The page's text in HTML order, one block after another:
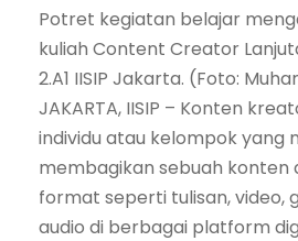
Potret kegiatan belajar
kuliah Content Creator
2.A1 IISIP Jakarta. (Foto:
JAKARTA, IISIP – Konten
individu atau kelompok yang
membagikan sebuah konten
format seperti tulisan, video,
audio di berbagai platform